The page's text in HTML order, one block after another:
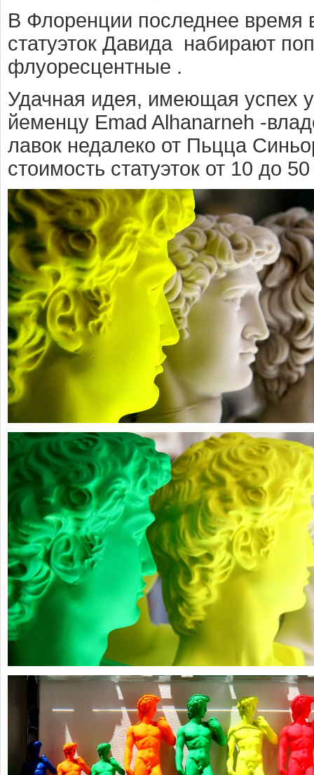
В Флоренции последнее время
статуэток Давида набирают
флуоресцентные .
Удачная идея, имеющая успех
йеменцу Emad Alhanarneh -
лавок недалеко от Пьцца
стоимость статуэток от 10 до